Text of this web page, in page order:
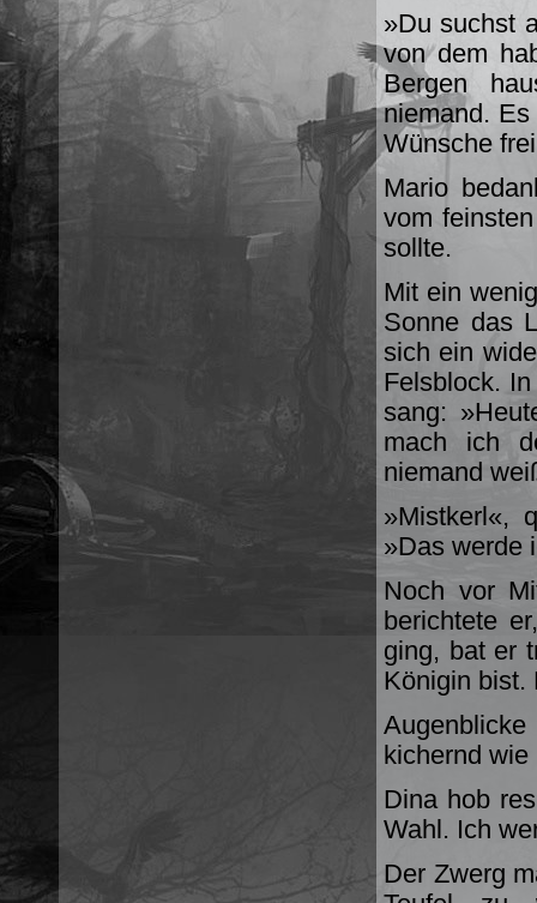
»Du suchst
von dem
Bergen
niemand.
Wünsche
Mario
vom
sollte.
Mit ein
Sonne das
sich ein
Felsblock.
sang:
mach ich
niemand
»Mistkerl«,
»Das werde
Noch vor
berichtete
ging, bat er
Königin bist.
kichernd
Dina hob
Wahl. Ich
Der Zwerg